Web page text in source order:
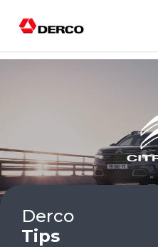
Derco
Tips